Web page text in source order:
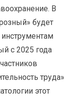
В
будет
с 2025 года
труда»
этот